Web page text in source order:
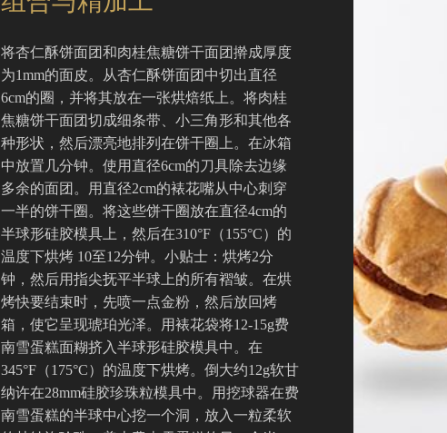
将杏仁酥饼面团和肉桂焦糖饼干面团擀成厚度
为1mm的面皮。从杏仁酥饼面团中切出直径
6cm的圈，并将其放在一张烘焙纸上。将肉桂
焦糖饼干面团切成细条带、小三角形和其他各
种形状，然后漂亮地排列在饼干圈上。在冰箱
中放置几分钟。使用直径6cm的刀具除去边缘
多余的面团。用直径2cm的裱花嘴从中心刺穿
一半的饼干圈。将这些饼干圈放在直径4cm的
半球形硅胶模具上，然后在310°F（155°C）的
温度下烘烤 10至12分钟。小贴士：烘烤2分
钟，然后用指尖抚平半球上的所有褶皱。在烘
烤快要结束时，先喷一点金粉，然后放回烤
箱，使它呈现琥珀光泽。用裱花袋将12-15g费
南雪蛋糕面糊挤入半球形硅胶模具中。在
345°F（175°C）的温度下烘烤。倒大约12g软甘
纳许在28mm硅胶珍珠粒模具中。用挖球器在费
南雪蛋糕的半球中心挖一个洞，放入一粒柔软